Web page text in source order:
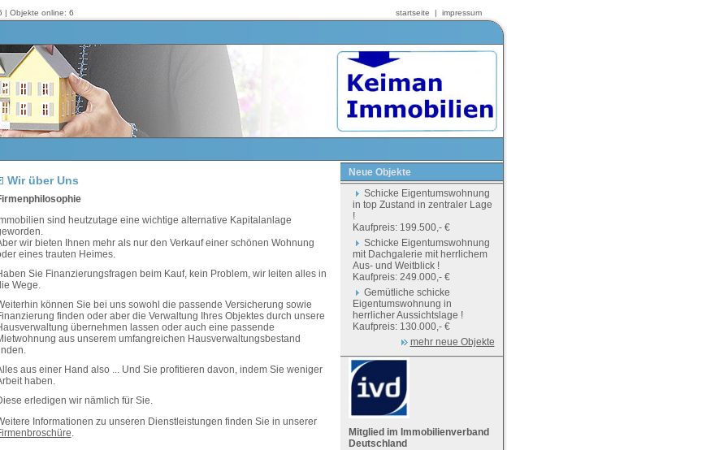
| Objekte online: 6 startseite | impressum
Wir über Uns
sind heutzutage eine wichtige alternative Kapitalanlage
wir bieten Ihnen mehr als nur den Verkauf einer schönen Wohnung
eines trauten Heimes.
Sie Finanzierungsfragen beim Kauf, kein Problem, wir leiten alles in
Wege.
können Sie bei uns sowohl die passende Versicherung sowie
finden oder aber die Verwaltung Ihres Objektes durch unsere
übernehmen lassen oder auch eine passende
aus unserem umfangreichen Hausverwaltungsbestand
aus einer Hand also ... Und Sie profitieren davon, indem Sie weniger
haben.
erledigen wir nämlich für Sie.
Informationen zu unseren Dienstleistungen finden Sie in unserer
.
Neue Objekte
Schicke Eigentumswohnung
in top Zustand in zentraler Lage
!
Kaufpreis: 199.500,- €
Schicke Eigentumswohnung
mit Dachgalerie mit herrlichem
Aus- und Weitblick !
Kaufpreis: 249.000,- €
Gemütliche schicke
Eigentumswohnung in
herrlicher Aussichtslage !
Kaufpreis: 130.000,- €
mehr neue Objekte
Mitglied im Immobilienverband
Deutschland